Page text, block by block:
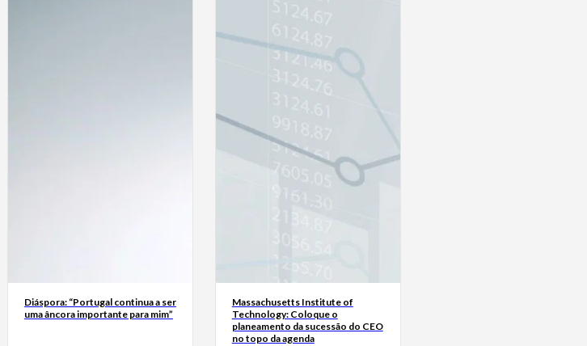
Diáspora: “Portugal continua a ser
uma âncora importante para mim”
Massachusetts Institute of
Technology: Coloque o
planeamento da sucessão do CEO
no topo da agenda